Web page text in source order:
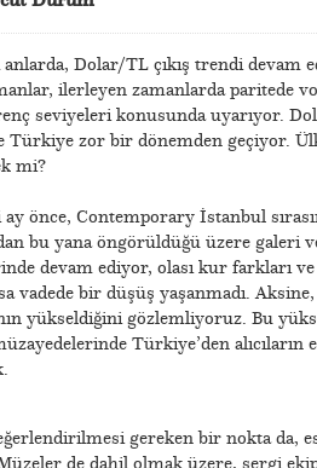
anlarda, Dolar/TL çıkış trendi
ilerleyen zamanlarda paritede
seviyeleri konusunda uyarıyor.
Türkiye zor bir dönemden geçiyor.
mi?
ay önce, Contemporary İstanbul
bu yana öngörüldüğü üzere galeri
devam ediyor, olası kur farkları
vadede bir düşüş yaşanmadı.
yükseldiğini gözlemliyoruz. Bu
Türkiye’den
gereken bir nokta da,
de dahil olmak üzere, sergi